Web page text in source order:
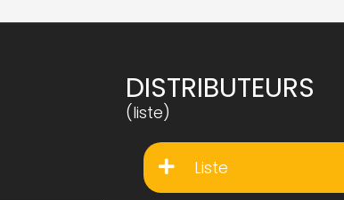
DISTRIBUTEURS
(liste)
Liste